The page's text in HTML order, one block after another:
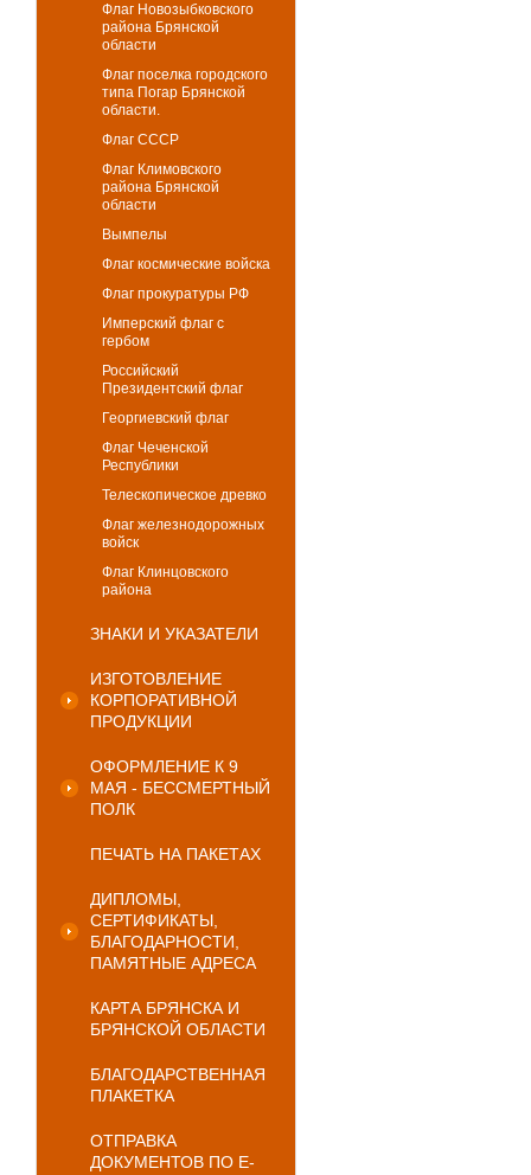
Флаг Новозыбковского
района Брянской
области
Флаг поселка городского
типа Погар Брянской
области.
Флаг СССР
Флаг Климовского
района Брянской
области
Вымпелы
Флаг космические войска
Флаг прокуратуры РФ
Имперский флаг с
гербом
Российский
Президентский флаг
Георгиевский флаг
Флаг Чеченской
Республики
Телескопическое древко
Флаг железнодорожных
войск
Флаг Клинцовского
района
ЗНАКИ И УКАЗАТЕЛИ
ИЗГОТОВЛЕНИЕ
КОРПОРАТИВНОЙ
ПРОДУКЦИИ
ОФОРМЛЕНИЕ К 9
МАЯ - БЕССМЕРТНЫЙ
ПОЛК
ПЕЧАТЬ НА ПАКЕТАХ
ДИПЛОМЫ,
СЕРТИФИКАТЫ,
БЛАГОДАРНОСТИ,
ПАМЯТНЫЕ АДРЕСА
КАРТА БРЯНСКА И
БРЯНСКОЙ ОБЛАСТИ
БЛАГОДАРСТВЕННАЯ
ПЛАКЕТКА
ОТПРАВКА
ДОКУМЕНТОВ ПО E-